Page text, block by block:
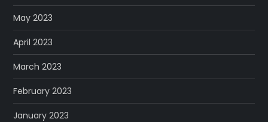
May 2023
April 2023
March 2023
February 2023
January 2023